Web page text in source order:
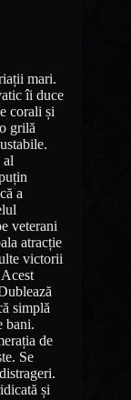
mari.
îi duce
corali și
grilă
al
a
veterani
atracție
victorii
simplă
bani.
de
Se
și